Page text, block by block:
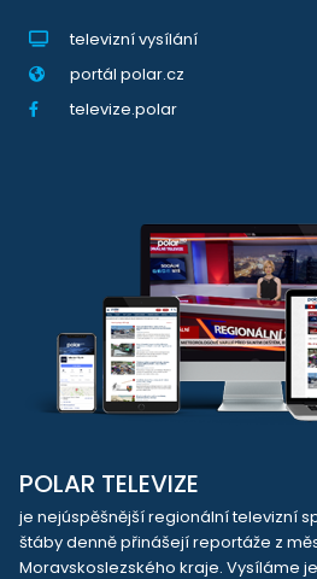
televizní vysílání
portál polar.cz
televize.polar
POLAR TELEVIZE
je nejúspěšnější regionální televizní
štáby denně přinášejí reportáže z
Moravskoslezského kraje. Vysíláme